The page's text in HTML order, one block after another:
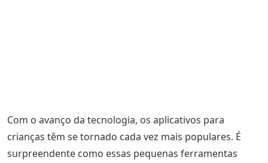
Com o avanço da tecnologia, os aplicativos para
crianças têm se tornado cada vez mais populares. É
surpreendente como essas pequenas ferramentas